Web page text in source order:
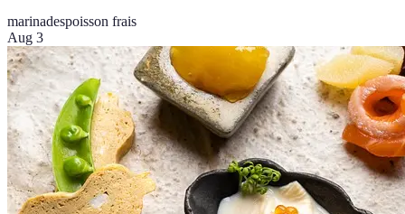
marinadespoisson frais
Aug 3